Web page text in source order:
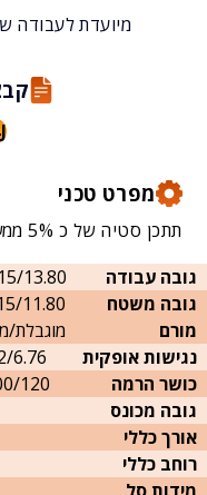
מיועדת לעבודה
מפרט טכני
תתכן סטיה של כ 5% ממשקל הכלי(שינויי יצרן)
גובה עבודה
12.15/13.80 מ' (נגישות לא
גובה משטח
מורם
מוגבלת/
נגישות אופקית
5.42/6.76 מ' (נגישות
כושר הרמה
200/120 ק"ג (נגישות לא
גובה מכונס
אורך כללי
רוחב כללי